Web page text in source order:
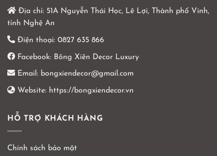
Địa chỉ: 51A Nguyễn Thái Học, Lê Lợi, Thành phố Vinh,
tỉnh Nghệ An
Điện thoại: 0827 635 866
Facebook: Bông Xiên Decor Luxury
Email: bongxiendecor@gmail.com
Website: https://bongxiendecor.vn
HỖ TRỢ KHÁCH HÀNG
Chính sách bảo mật